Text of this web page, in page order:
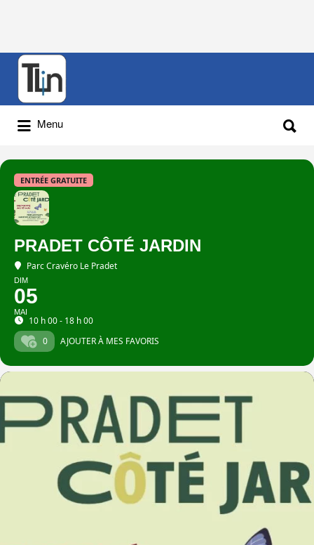
Rechercher
Menu
ENTRÉE GRATUITE
PRADET CÔTÉ JARDIN
Parc Cravéro Le Pradet
DIM
05
MAI
10 h 00 - 18 h 00
0
AJOUTER À MES FAVORIS